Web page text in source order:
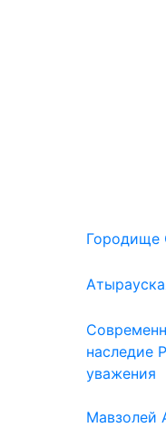
Городище
наследие
уважения
Мавзолей